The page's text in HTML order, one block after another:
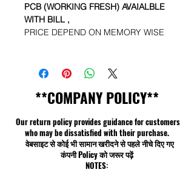
PCB (WORKING FRESH) AVAIALBLE
WITH BILL ,
PRICE DEPEND ON MEMORY WISE
**COMPANY POLICY**
Our return policy provides guidance for customers
who may be dissatisfied with their purchase.
वेबसाइट से कोई भी सामान खरीदने से पहले नीचे दिए गए
कंपनी Policy को जरूर पढ़ें
NOTES: